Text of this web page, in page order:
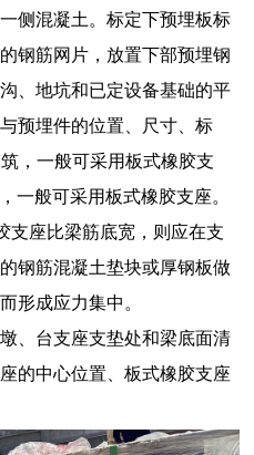
侧混凝土。标定下预埋板标
钢筋网片，放置下部预埋钢
、地坑和已定设备基础的平
预埋件的位置、尺寸、标
，一般可采用板式橡胶支
一般可采用板式橡胶支座。
支座比梁筋底宽，则应在支
钢筋混凝土垫块或厚钢板做
形成应力集中。
、台支座支垫处和梁底面清
的中心位置、板式橡胶支座